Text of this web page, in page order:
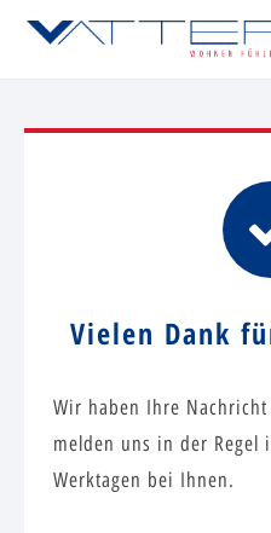
Vielen Dank
Wir haben Ihre
melden uns in der Regel
Werktagen bei Ihnen.